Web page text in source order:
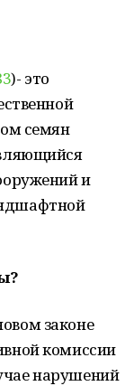
)- это
семян
и
законе
комиссии
нарушений